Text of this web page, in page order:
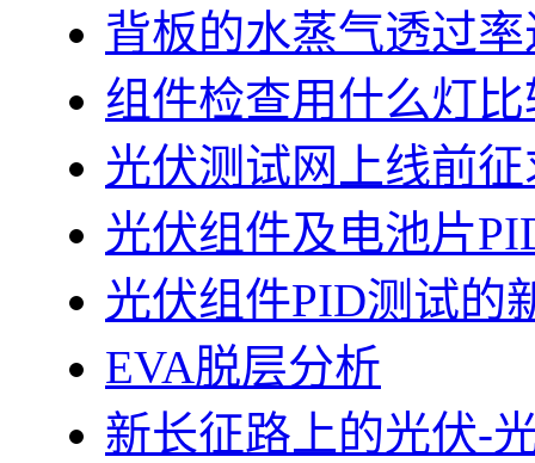
背板的水蒸气透过
组件检查用什么灯
光伏测试网上线前
光伏组件及电池片
光伏组件PID测试的
EVA脱层分析
新长征路上的光伏-